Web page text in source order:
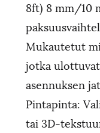
8ft) 8 mm/10
Mukautetut
jotka
asennuksen
Pintapinta:
tai 3D-